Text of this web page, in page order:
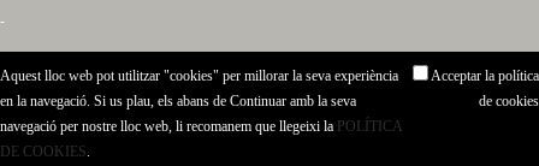
-
Aquest lloc web pot utilitzar "cookies" per millorar la seva experiència
en la navegació. Si us plau, els abans de Continuar amb la seva
navegació per nostre lloc web, li recomanem que llegeixi la POLÍTICA
DE COOKIES.
Acceptar la política
de cookies